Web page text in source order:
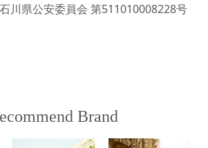
川県公安委員会 第511010008228号
Brand